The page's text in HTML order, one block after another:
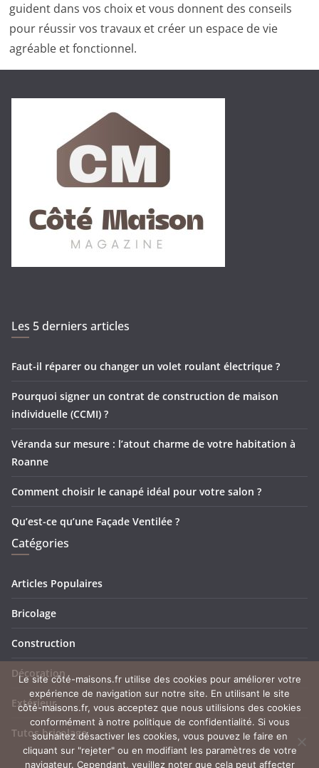
guident dans vos choix et vous donnent des conseils
pour réussir vos travaux et créer un espace de vie
agréable et fonctionnel.
Les 5 derniers articles
Faut-il réparer ou changer un volet roulant électrique ?
Pourquoi signer un contrat de construction de maison
individuelle (CCMI) ?
Véranda sur mesure : l’atout charme de votre habitation à
Roanne
Comment choisir le canapé idéal pour votre salon ?
Qu’est-ce qu’une Façade Ventilée ?
Catégories
Articles Populaires
Bricolage
Construction
Décoration
Extérieur
Tutos bricolage
Le site côté-maisons.fr utilise des cookies pour améliorer votre
expérience de navigation sur notre site. En utilisant le site
côté-maisons.fr, vous acceptez que nous utilisions des cookies
conformément à notre politique de confidentialité. Si vous
souhaitez désactiver les cookies, vous pouvez le faire en
cliquant sur "rejeter" ou en modifiant les paramètres de votre
navigateur. Cependant, veuillez noter que cela peut affecter